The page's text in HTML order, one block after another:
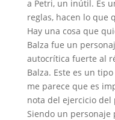
a Petri, un inútil. Es
reglas, hacen lo que
Hay una cosa que
Balza fue un
autocrítica fuerte al
Balza. Este es un
me parece que es
nota del ejercicio
Siendo un personaje